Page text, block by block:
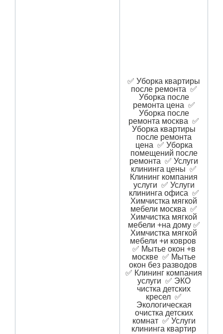
✅ Уборка квартиры
после ремонта ✅
Уборка после
ремонта цена ✅
Уборка после
ремонта москва ✅
Уборка квартиры
после ремонта
цена ✅ Уборка
помещений после
ремонта ✅ Услуги
клининга цены ✅
Клининг компания
услуги ✅ Услуги
клининга офиса ✅
Химчистка мягкой
мебели москва ✅
Химчистка мягкой
мебели +на дому ✅
Химчистка мягкой
мебели +и ковров
✅ Мытье окон +в
москве ✅ Мытье
окон без разводов
✅ Клининг компания
услуги ✅ ЭКО
чистка детских
кресел ✅
Экологическая
очистка детских
комнат ✅ Услуги
клининга квартир